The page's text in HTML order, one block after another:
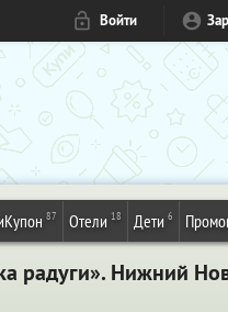
Войти
87 Отели 18 Дети 6
радуги». Нижний